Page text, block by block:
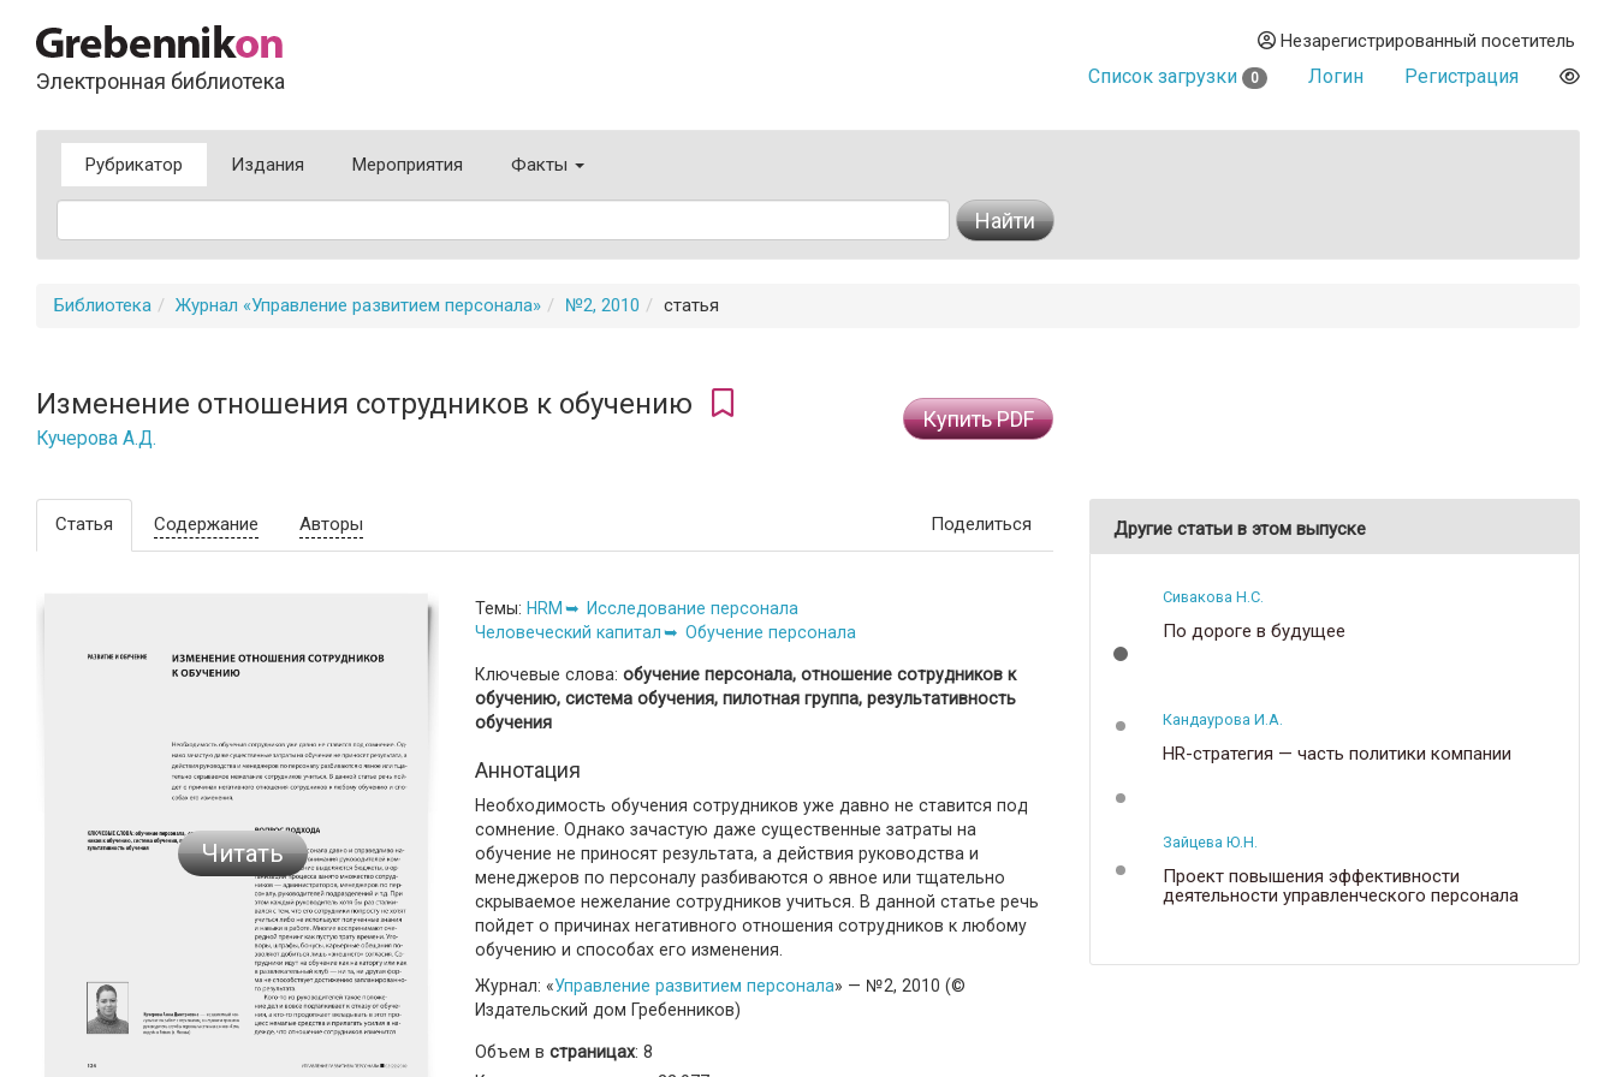
Электронная библиотека
Незарегистрированный посетитель
Список загрузки 0 Логин Регистрация
Рубрикатор Издания Мероприятия Факты
Найти
Библиотека Журнал «Управление развитием персонала» №2, 2010 статья
Изменение отношения сотрудников к обучению
Кучерова А.Д.
Купить PDF
Статья Содержание Авторы Поделиться
Читать
Темы: HRM
Исследование персонала
Человеческий капитал
Обучение персонала
Ключевые слова: обучение персонала, отношение сотрудников к
обучению, система обучения, пилотная группа, результативность
обучения
Аннотация
Необходимость обучения сотрудников уже давно не ставится под
сомнение. Однако зачастую даже существенные затраты на
обучение не приносят результата, а действия руководства и
менеджеров по персоналу разбиваются о явное или тщательно
скрываемое нежелание сотрудников учиться. В данной статье речь
пойдет о причинах негативного отношения сотрудников к любому
обучению и способах его изменения.
Журнал: «Управление развитием персонала» — №2, 2010 (©
Издательский дом Гребенников)
Объем в страницах: 8
Другие статьи в этом выпуске
Сивакова Н.С.
По дороге в будущее
Кандаурова И.А.
HR-стратегия — часть политики компании
Зайцева Ю.Н.
Проект повышения эффективности
деятельности управленческого персонала